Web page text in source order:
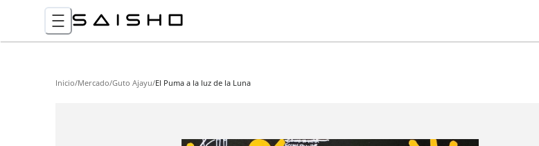
Inicio/Mercado/Guto Ajayu/El Puma a la luz de la Luna